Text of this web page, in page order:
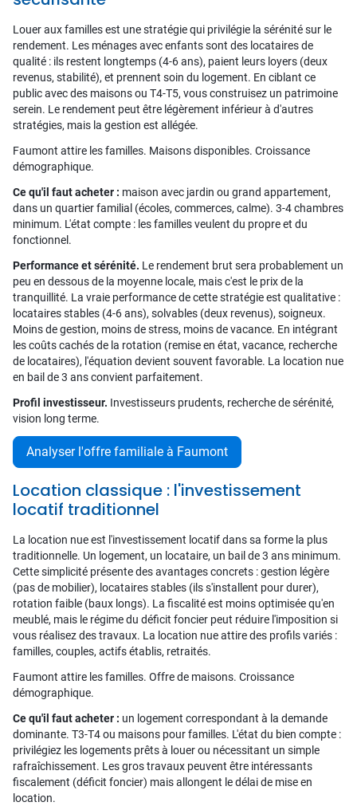
Louer aux familles est une stratégie qui privilégie la sérénité sur le
rendement. Les ménages avec enfants sont des locataires de
qualité : ils restent longtemps (4-6 ans), paient leurs loyers (deux
revenus, stabilité), et prennent soin du logement. En ciblant ce
public avec des maisons ou T4-T5, vous construisez un patrimoine
serein. Le rendement peut être légèrement inférieur à d'autres
stratégies, mais la gestion est allégée.
Faumont attire les familles. Maisons disponibles. Croissance
démographique.
Ce qu'il faut acheter : maison avec jardin ou grand appartement,
dans un quartier familial (écoles, commerces, calme). 3-4 chambres
minimum. L'état compte : les familles veulent du propre et du
fonctionnel.
Performance et sérénité. Le rendement brut sera probablement un
peu en dessous de la moyenne locale, mais c'est le prix de la
tranquillité. La vraie performance de cette stratégie est qualitative :
locataires stables (4-6 ans), solvables (deux revenus), soigneux.
Moins de gestion, moins de stress, moins de vacance. En intégrant
les coûts cachés de la rotation (remise en état, vacance, recherche
de locataires), l'équation devient souvent favorable. La location nue
en bail de 3 ans convient parfaitement.
Profil investisseur. Investisseurs prudents, recherche de sérénité,
vision long terme.
Analyser l'offre familiale à Faumont
Location classique : l'investissement
locatif traditionnel
La location nue est l'investissement locatif dans sa forme la plus
traditionnelle. Un logement, un locataire, un bail de 3 ans minimum.
Cette simplicité présente des avantages concrets : gestion légère
(pas de mobilier), locataires stables (ils s'installent pour durer),
rotation faible (baux longs). La fiscalité est moins optimisée qu'en
meublé, mais le régime du déficit foncier peut réduire l'imposition si
vous réalisez des travaux. La location nue attire des profils variés :
familles, couples, actifs établis, retraités.
Faumont attire les familles. Offre de maisons. Croissance
démographique.
Ce qu'il faut acheter : un logement correspondant à la demande
dominante. T3-T4 ou maisons pour familles. L'état du bien compte :
privilégiez les logements prêts à louer ou nécessitant un simple
rafraîchissement. Les gros travaux peuvent être intéressants
fiscalement (déficit foncier) mais allongent le délai de mise en
location.